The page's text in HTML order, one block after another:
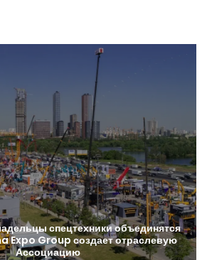
спецтехникиобъединятся
Expo Group создаетотраслевую
Ассоциацию